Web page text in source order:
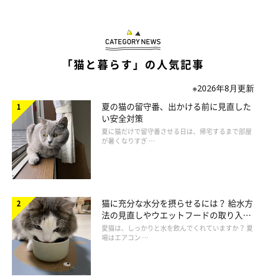
――かつおぶしを与えない方がいい猫がいるとのことですが、そ
白山先生：
「かつおぶしには、尿石症を引き起こすおそれのあるリンやマグ
ネシウムなどのミネラルが豊富に含まれています。また塩分量も
多いため、腎臓や心臓に負担がかかってしまうおそれもありま
す。そのため、先述したような尿石症の既往や、腎臓や心臓に病
気を抱えている猫には与えない方がいいでしょう」
――もしも猫が食べてしまった場合、どうしたらいいでしょう
か？
「猫と暮らす」の人気記事
※2026年8月更新
夏の猫の留守番、出かける前に見直した
い安全対策
夏に猫だけで留守番させる日は、帰宅するまで部屋
が暑くなりすぎ …
猫に充分な水分を摂らせるには？ 給水方
法の見直しやウエットフードの取り入れ
方を解説
愛猫は、しっかりと水を飲んでくれていますか？ 夏
場はエアコン …